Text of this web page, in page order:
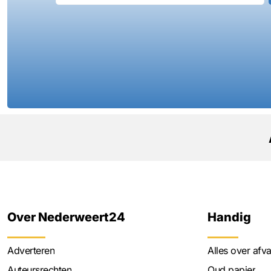
Over Nederweert24
Adverteren
Handig
Alles over